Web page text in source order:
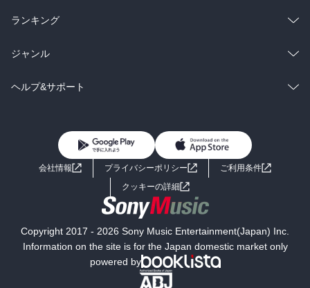
雑誌・グラビア
BL・TL
ラノベ
雑誌・グラビア
BL・TL
総合
ラノベ
雑誌・グラビア
ランキング
総合
ラノベ
ジャンル
コミック
ライトノベル 男子向けラノベ
小説
海外小説
ミステリー SF
文学
ヘルプ&サポート
よくあるご質問 お問い合わせ
会社情報 プライバシーポリシー
ご利用条件
クッキーの詳細
Copyright 2017 - 2026 Sony Music Entertainment(Japan) Inc.
Information on the site is for the Japan domestic market only
powered by